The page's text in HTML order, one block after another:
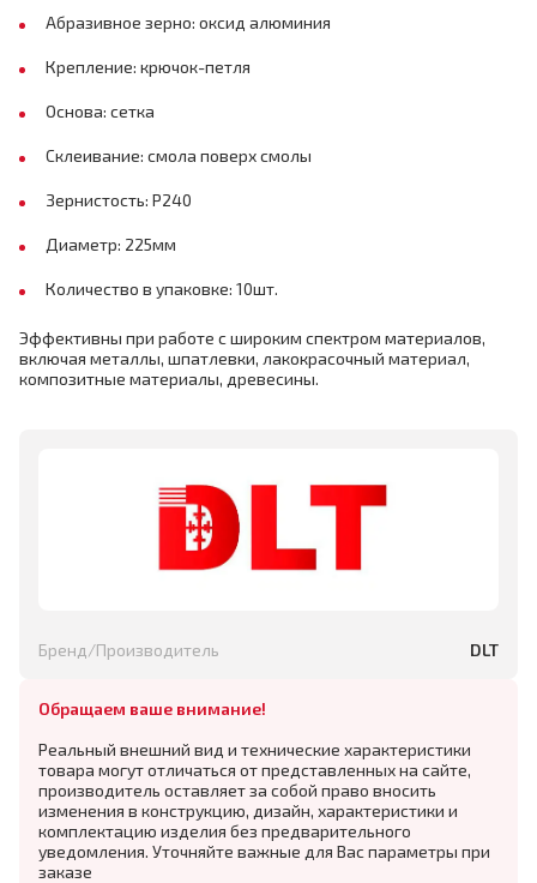
Абразивное зерно: оксид алюминия
Крепление: крючок-петля
Основа: сетка
Склеивание: смола поверх смолы
Зернистость: P240
Диаметр: 225мм
Количество в упаковке: 10шт.
Эффективны при работе с широким спектром материалов,
включая металлы, шпатлевки, лакокрасочный материал,
композитные материалы, древесины.
Бренд/Производитель DLT
Обращаем ваше внимание!
Реальный внешний вид и технические характеристики
товара могут отличаться от представленных на сайте,
производитель оставляет за собой право вносить
изменения в конструкцию, дизайн, характеристики и
комплектацию изделия без предварительного
уведомления. Уточняйте важные для Вас параметры при
заказе